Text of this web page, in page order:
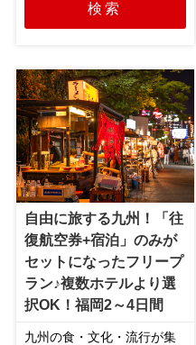
検索
自由に旅する九州！「往
復航空券+宿泊」のみが
セットになったフリープ
ラン♪複数ホテルより選
択OK！福岡2～4日間
九州の食・文化・流行が集